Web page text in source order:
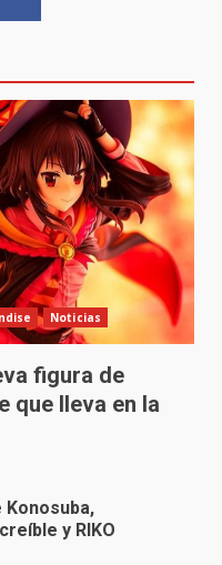
Noticias
figura de
que lleva en la
Konosuba,
y RIKO